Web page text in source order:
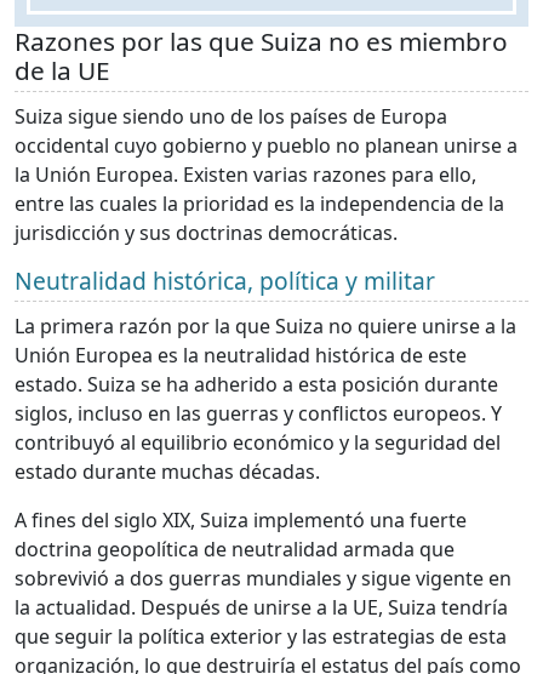
Razones por las que Suiza no es miembro
de la UE
Suiza sigue siendo uno de los países de Europa
occidental cuyo gobierno y pueblo no planean unirse a
la Unión Europea. Existen varias razones para ello,
entre las cuales la prioridad es la independencia de la
jurisdicción y sus doctrinas democráticas.
Neutralidad histórica, política y militar
La primera razón por la que Suiza no quiere unirse a la
Unión Europea es la neutralidad histórica de este
estado. Suiza se ha adherido a esta posición durante
siglos, incluso en las guerras y conflictos europeos. Y
contribuyó al equilibrio económico y la seguridad del
estado durante muchas décadas.
A fines del siglo XIX, Suiza implementó una fuerte
doctrina geopolítica de neutralidad armada que
sobrevivió a dos guerras mundiales y sigue vigente en
la actualidad. Después de unirse a la UE, Suiza tendría
que seguir la política exterior y las estrategias de esta
organización, lo que destruiría el estatus del país como